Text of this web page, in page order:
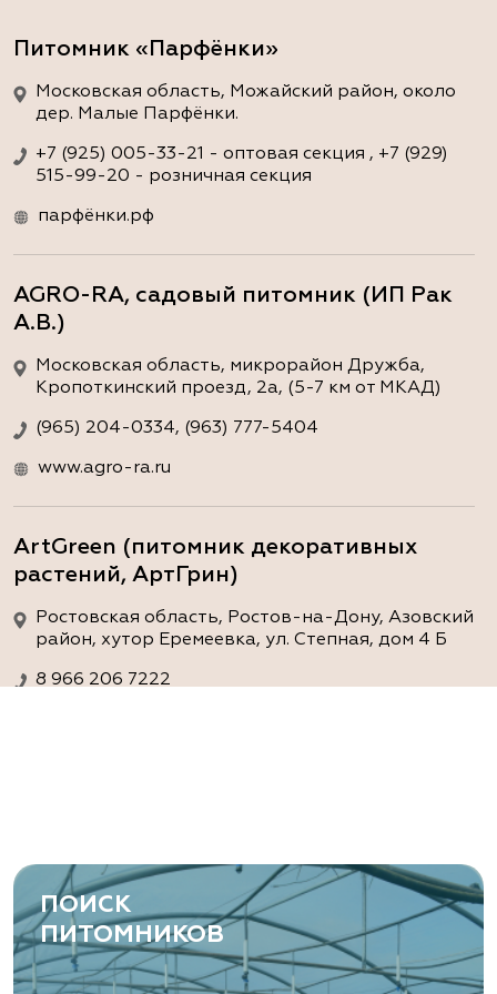
Питомник «Парфёнки»
Московская область, Можайский район, около
дер. Малые Парфёнки.
+7 (925) 005-33-21 - оптовая секция , +7 (929)
515-99-20 - розничная секция
парфёнки.рф
AGRO-RA, садовый питомник (ИП Рак
А.В.)
Московская область, микрорайон Дружба,
Кропоткинский проезд, 2а, (5-7 км от МКАД)
(965) 204-0334, (963) 777-5404
www.agro-ra.ru
ArtGreen (питомник декоративных
растений, АртГрин)
Ростовская область, Ростов-на-Дону, Азовский
район, хутор Еремеевка, ул. Степная, дом 4 Б
8 966 206 7222
Ростовская область, Ростов-на-Дону,
Левобережная ул, дом № 37
8 966 206 7222
www.art-green.ru
ПОИСК
ПИТОМНИКОВ